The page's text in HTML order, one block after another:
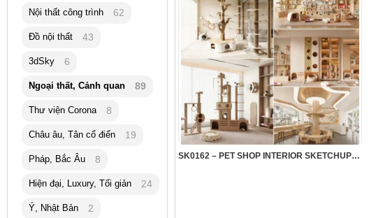
SK0162 – PET SHOP INTERIOR SKETCHUP VOL.1
Nội thất công trình 62
Đồ nội thất 43
3dSky 6
Ngoại thất, Cảnh quan 89
Thư viện Corona 8
Châu âu, Tân cổ điển 19
Pháp, Bắc Âu 8
Hiện đại, Luxury, Tối giản 24
Ý, Nhật Bản 2